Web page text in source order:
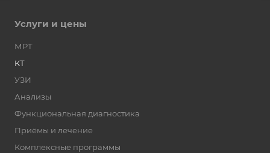
Услуги и цены
МРТ
КТ
УЗИ
Анализы
Функциональная диагностика
Приёмы и лечение
Комплексные программы